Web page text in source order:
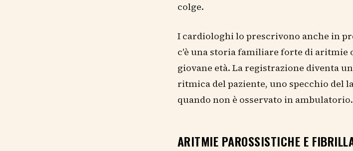
colge.
I cardiologhi lo prescrivono anche in
c'è una storia familiare forte di aritmie
giovane età. La registrazione diventa
ritmica del paziente, uno specchio del
quando non è osservato in ambulatorio.
ARITMIE PAROSSISTICHE E